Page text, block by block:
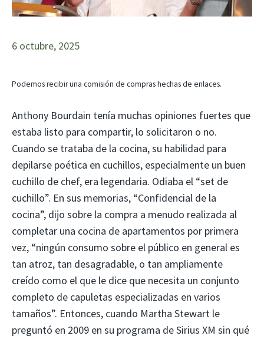
6 octubre, 2025
Podemos recibir una comisión de compras hechas de enlaces.
Anthony Bourdain tenía muchas opiniones fuertes que
estaba listo para compartir, lo solicitaron o no.
Cuando se trataba de la cocina, su habilidad para
depilarse poética en cuchillos, especialmente un buen
cuchillo de chef, era legendaria. Odiaba el “set de
cuchillo”. En sus memorias, “Confidencial de la
cocina”, dijo sobre la compra a menudo realizada al
completar una cocina de apartamentos por primera
vez, “ningún consumo sobre el público en general es
tan atroz, tan desagradable, o tan ampliamente
creído como el que le dice que necesita un conjunto
completo de capuletas especializadas en varios
tamaños”. Entonces, cuando Martha Stewart le
preguntó en 2009 en su programa de Sirius XM sin qué